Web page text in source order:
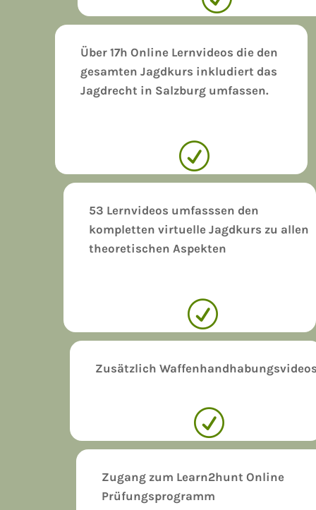
Über 17h Online Lernvideos die den
gesamten Jagdkurs inkludiert das
Jagdrecht in Salzburg umfassen.
R
53 Lernvideos umfasssen den
kompletten virtuelle Jagdkurs zu allen
theoretischen Aspekten
R
Zusätzlich
R
Zugang zum Learn2hunt Online
Prüfungsprogramm